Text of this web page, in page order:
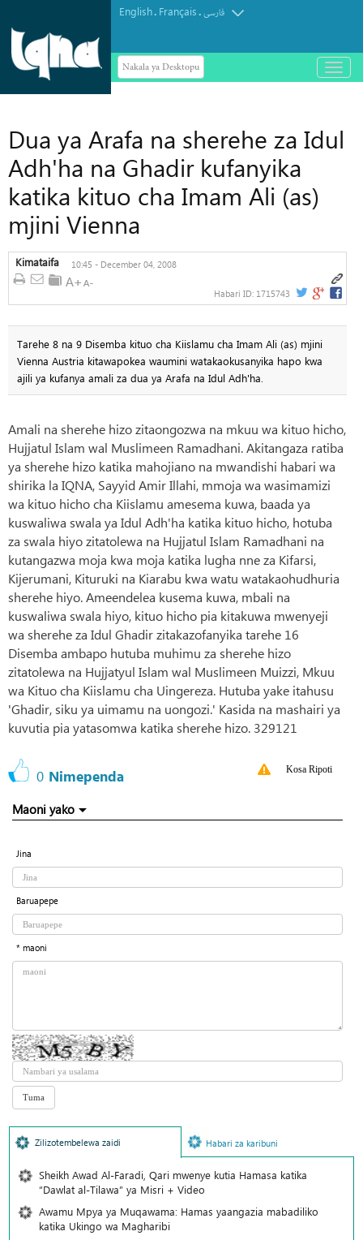
English. Français.فارسی
Nakala ya Desktopu
باز
و
Dua ya Arafa na sherehe za Idul
Adh'ha na Ghadir kufanyika
katika kituo cha Imam Ali (as)
mjini Vienna
Kimataifa 10:45 - December 04, 2008
Habari ID: 1715743
Tarehe 8 na 9 Disemba kituo cha Kiislamu cha Imam Ali (as) mjini
Vienna Austria kitawapokea waumini watakaokusanyika hapo kwa
ajili ya kufanya amali za dua ya Arafa na Idul Adh'ha.
Amali na sherehe hizo zitaongozwa na mkuu wa kituo hicho,
Hujjatul Islam wal Muslimeen Ramadhani. Akitangaza ratiba
ya sherehe hizo katika mahojiano na mwandishi habari wa
shirika la IQNA, Sayyid Amir Illahi, mmoja wa wasimamizi
wa kituo hicho cha Kiislamu amesema kuwa, baada ya
kuswaliwa swala ya Idul Adh'ha katika kituo hicho, hotuba
za swala hiyo zitatolewa na Hujjatul Islam Ramadhani na
kutangazwa moja kwa moja katika lugha nne za Kifarsi,
Kijerumani, Kituruki na Kiarabu kwa watu watakaohudhuria
sherehe hiyo. Ameendelea kusema kuwa, mbali na
kuswaliwa swala hiyo, kituo hicho pia kitakuwa mwenyeji
wa sherehe za Idul Ghadir zitakazofanyika tarehe 16
Disemba ambapo hutuba muhimu za sherehe hizo
zitatolewa na Hujjatyul Islam wal Muslimeen Muizzi, Mkuu
wa Kituo cha Kiislamu cha Uingereza. Hutuba yake itahusu
'Ghadir, siku ya uimamu na uongozi.' Kasida na mashairi ya
kuvutia pia yatasomwa katika sherehe hizo. 329121
0 Nimependa Kosa Ripoti
Maoni yako
Jina
Baruapepe
* maoni
Zilizotembelewa zaidi Habari za karibuni
Sheikh Awad Al-Faradi, Qari mwenye kutia Hamasa katika
“Dawlat al-Tilawa” ya Misri + Video
Awamu Mpya ya Muqawama: Hamas yaangazia mabadiliko
katika Ukingo wa Magharibi